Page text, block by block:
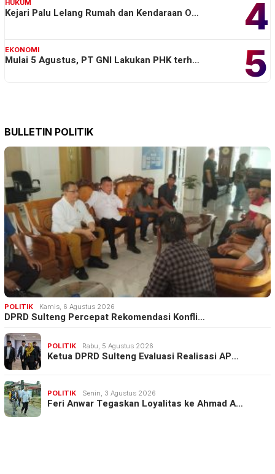
4
HUKUM
Kejari Palu Lelang Rumah dan Kendaraan O…
5
EKONOMI
Mulai 5 Agustus, PT GNI Lakukan PHK terh…
BULLETIN POLITIK
POLITIK Kamis, 6 Agustus 2026
DPRD Sulteng Percepat Rekomendasi Konfli…
POLITIK Rabu, 5 Agustus 2026
Ketua DPRD Sulteng Evaluasi Realisasi AP…
POLITIK Senin, 3 Agustus 2026
Feri Anwar Tegaskan Loyalitas ke Ahmad A…